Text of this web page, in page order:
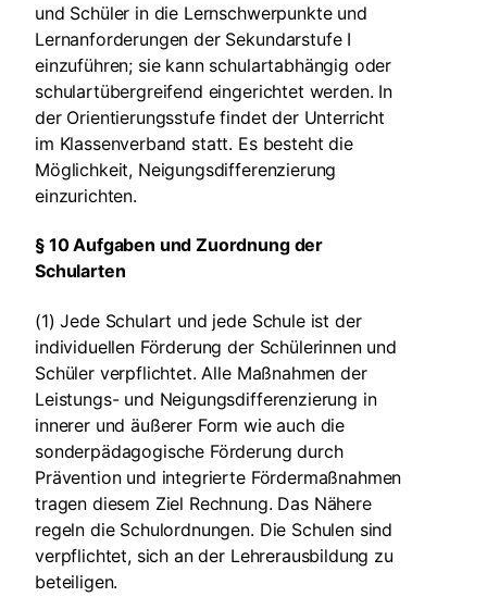
und Schüler in die Lernschwerpunkte und
Lernanforderungen der Sekundarstufe I
einzuführen; sie kann schulartabhängig oder
schulartübergreifend eingerichtet werden. In
der Orientierungsstufe findet der Unterricht
im Klassenverband statt. Es besteht die
Möglichkeit, Neigungsdifferenzierung
einzurichten.
§ 10 Aufgaben und Zuordnung der
Schularten
(1) Jede Schulart und jede Schule ist der
individuellen Förderung der Schülerinnen und
Schüler verpflichtet. Alle Maßnahmen der
Leistungs- und Neigungsdifferenzierung in
innerer und äußerer Form wie auch die
sonderpädagogische Förderung durch
Prävention und integrierte Fördermaßnahmen
tragen diesem Ziel Rechnung. Das Nähere
regeln die Schulordnungen. Die Schulen sind
verpflichtet, sich an der Lehrerausbildung zu
beteiligen.